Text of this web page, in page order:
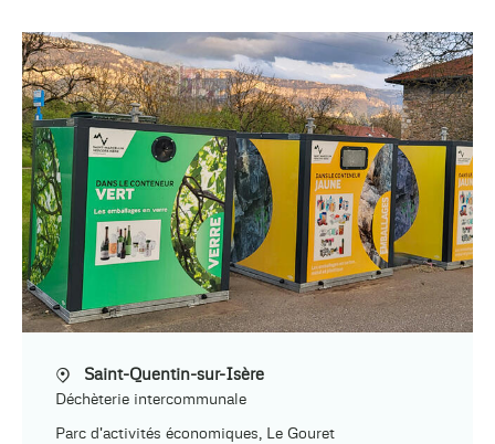
Saint-Quentin-sur-Isère
Déchèterie intercommunale
Parc d'activités économiques, Le Gouret